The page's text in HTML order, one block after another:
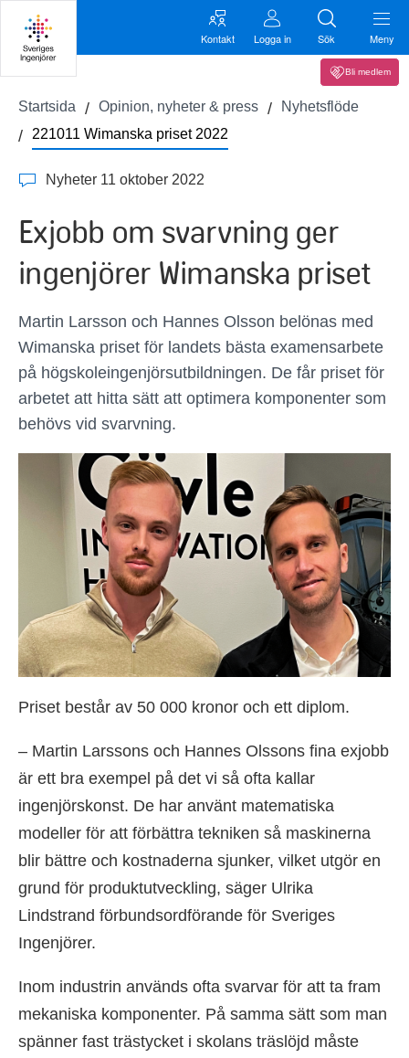
Kontakt Logga in Sök Meny
Bli medlem
Startsida Opinion, nyheter & press
Nyhetsflöde
221011 Wimanska priset 2022
Nyheter 11 oktober 2022
Exjobb om svarvning ger
ingenjörer Wimanska priset
Martin Larsson och Hannes Olsson belönas med
Wimanska priset för landets bästa examensarbete
på högskoleingenjörsutbildningen. De får priset för
arbetet att hitta sätt att optimera komponenter som
behövs vid svarvning.
Priset består av 50 000 kronor och ett diplom.
– Martin Larssons och Hannes Olssons fina exjobb
är ett bra exempel på det vi så ofta kallar
ingenjörskonst. De har använt matematiska
modeller för att förbättra tekniken så maskinerna
blir bättre och kostnaderna sjunker, vilket utgör en
grund för produktutveckling, säger Ulrika
Lindstrand förbundsordförande för Sveriges
Ingenjörer.
Inom industrin används ofta svarvar för att ta fram
mekaniska komponenter. På samma sätt som man
spänner fast trästycket i skolans träslöjd måste